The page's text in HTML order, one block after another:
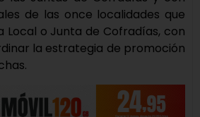
de las once localidades que
Local o Junta de Cofradías, con
la estrategia de promoción